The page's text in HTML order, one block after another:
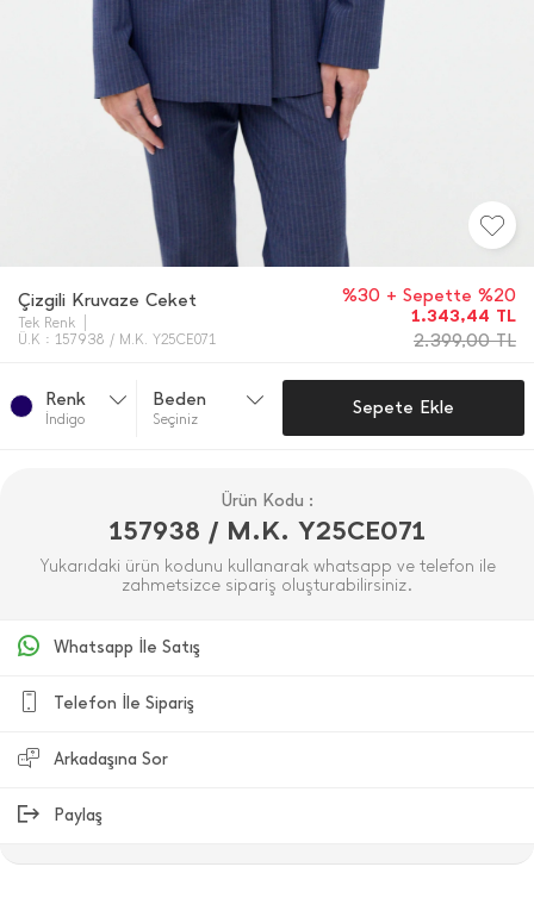
Çizgili Kruvaze Ceket
Tek Renk
Ü.K : 157938 / M.K. Y25CE071
%30 + Sepette %20
1.343,44 TL
2.399,00TL
Renk
İ̇ndi̇go
Beden
Seçiniz
Sepete Ekle
Ürün Kodu :
157938 / M.K. Y25CE071
Yukarıdaki ürün kodunu kullanarak whatsapp ve telefon ile
zahmetsizce sipariş oluşturabilirsiniz.
Whatsapp İle Satış
Telefon İle Sipariş
Arkadaşına Sor
Paylaş